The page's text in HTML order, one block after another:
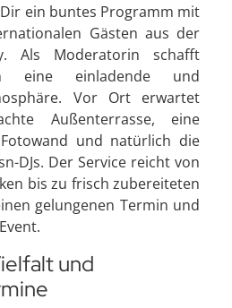
ein buntes Programm mit
Gästen aus der
Als Moderatorin schafft
eine einladende und
Vor Ort erwartet
Außenterrasse, eine
und natürlich die
DJs. Der Service reicht von
bis zu frisch zubereiteten
gelungenen Termin und
und